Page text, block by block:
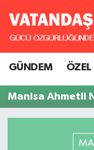
GÜNDEM ÖZEL
Manisa Ahmetli
GÜNDEM
Hava Durumu
Tüm